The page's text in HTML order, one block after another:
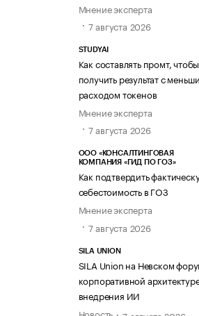
Мнение эксперта
7 августа 2026
STUDYAI
Как составлять промт, чтобы
получить результат с
расходом токенов
Мнение эксперта
7 августа 2026
ООО «КОНСАЛТИНГОВАЯ
КОМПАНИЯ «ГИД ПО ГОЗ»
Как подтвердить
себестоимость в ГОЗ
Мнение эксперта
7 августа 2026
SILA UNION
SILA Union на Невском
корпоративной
внедрения ИИ
Новость